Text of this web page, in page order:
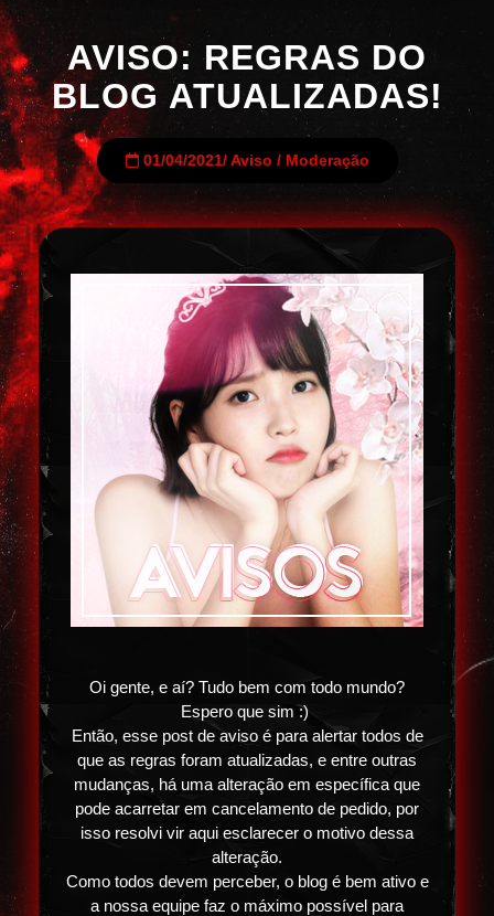
AVISO: REGRAS DO
BLOG ATUALIZADAS!
01/04/2021/ Aviso / Moderação
Oi gente, e aí? Tudo bem com todo mundo?
Espero que sim :)
Então, esse post de aviso é para alertar todos de
que as regras foram atualizadas, e entre outras
mudanças, há uma alteração em específica que
pode acarretar em cancelamento de pedido, por
isso resolvi vir aqui esclarecer o motivo dessa
alteração.
Como todos devem perceber, o blog é bem ativo e
a nossa equipe faz o máximo possível para